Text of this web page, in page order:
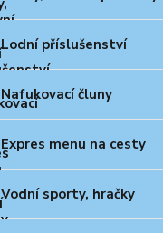
Lodní příslušenství
Nafukovací čluny
Expres menu na cesty
Vodní sporty, hračky